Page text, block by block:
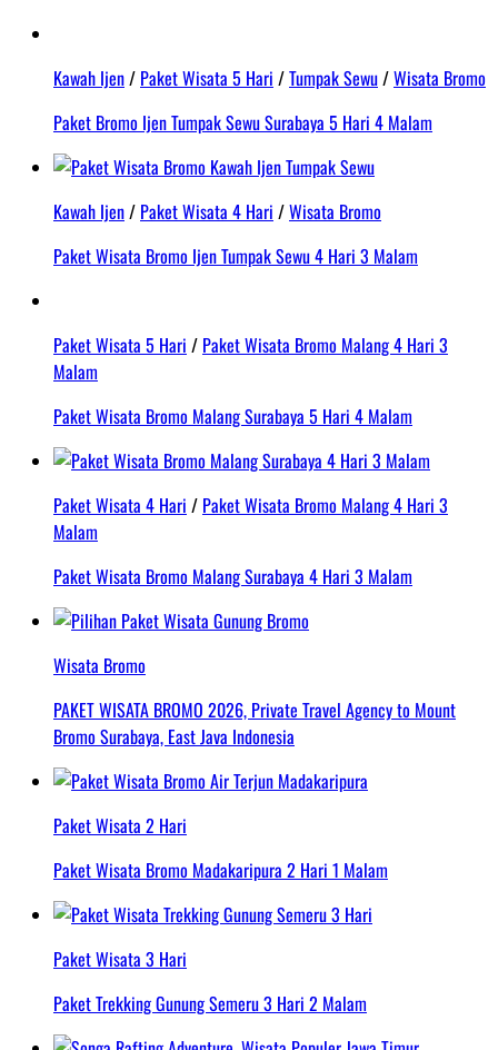
Kawah Ijen/ Paket Wisata 5 Hari /Tumpak Sewu/Wisata Bromo
Paket Bromo Ijen Tumpak Sewu Surabaya 5 Hari 4 Malam
Kawah Ijen/ Paket Wisata 4 Hari /Wisata Bromo
Paket Wisata Bromo Ijen Tumpak Sewu 4 Hari 3 Malam
Paket Wisata 5 Hari / Paket Wisata Bromo Malang 4 Hari 3
Malam
Paket Wisata Bromo Malang Surabaya 5 Hari 4 Malam
Paket Wisata 4 Hari / Paket Wisata Bromo Malang 4 Hari 3
Malam
Paket Wisata Bromo Malang Surabaya 4 Hari 3 Malam
Wisata Bromo
PAKET WISATA BROMO 2026, Private Travel Agency to Mount
Bromo Surabaya, East Java Indonesia
Paket Wisata 2 Hari
Paket Wisata Bromo Madakaripura 2 Hari 1 Malam
Paket Wisata 3 Hari
Paket Trekking Gunung Semeru 3 Hari 2 Malam